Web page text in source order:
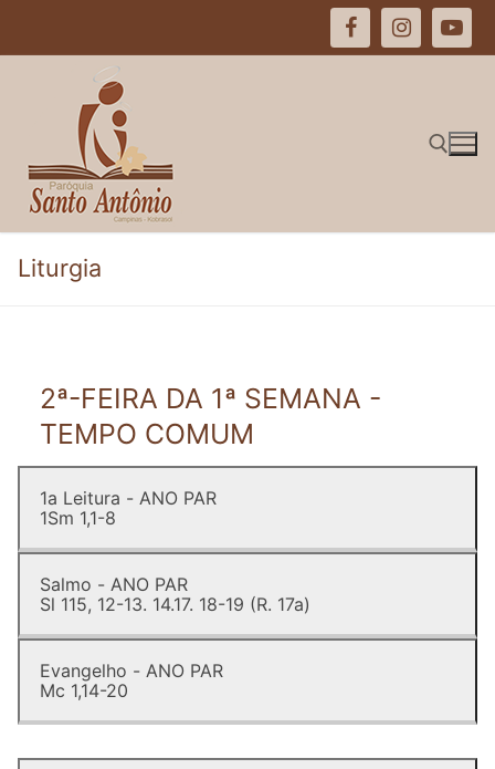
Pesquisar por:
Liturgia
2ª-FEIRA DA 1ª SEMANA -
TEMPO COMUM
1a Leitura - ANO PAR
1Sm 1,1-8
Salmo - ANO PAR
Sl 115, 12-13. 14.17. 18-19 (R. 17a)
Evangelho - ANO PAR
Mc 1,14-20